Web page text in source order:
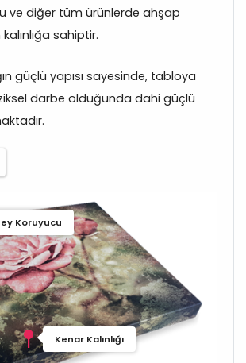
ve diğer tüm ürünlerde ahşap
sahiptir.
güçlü yapısı sayesinde, tabloya
darbe olduğunda dahi güçlü
Koruyucu
Kenar Kalınlığı